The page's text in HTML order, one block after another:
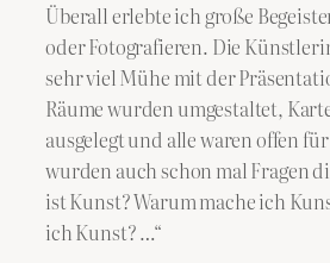
Überall erlebte ich große
oder Fotografieren. Die
sehr viel Mühe mit der
Räume wurden umgestaltet,
ausgelegt und alle waren offen
wurden auch schon mal Fragen
ist Kunst? Warum mache ich
ich Kunst? …“